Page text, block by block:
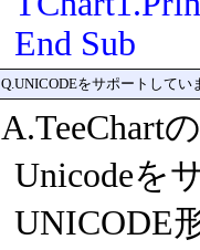
End Sub
Q.UNICODEをサポートしてい
A.TeeChart
Unicodeを
UNICODE